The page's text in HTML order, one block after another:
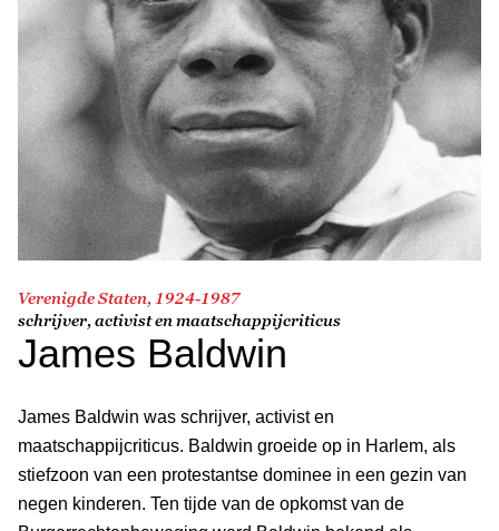
Verenigde Staten, 1924-1987
schrijver, activist en maatschappijcriticus
James Baldwin
James Baldwin was schrijver, activist en
maatschappijcriticus. Baldwin groeide op in Harlem, als
stiefzoon van een protestantse dominee in een gezin van
negen kinderen. Ten tijde van de opkomst van de